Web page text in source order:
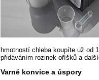
hmotností chleba koupíte už od
přidáváním rozinek oříšků a
Varné konvice a úspory